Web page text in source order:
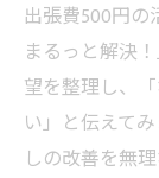
出張費500円
まるっと解決
望を整理し、
い」と伝えて
しの改善を無